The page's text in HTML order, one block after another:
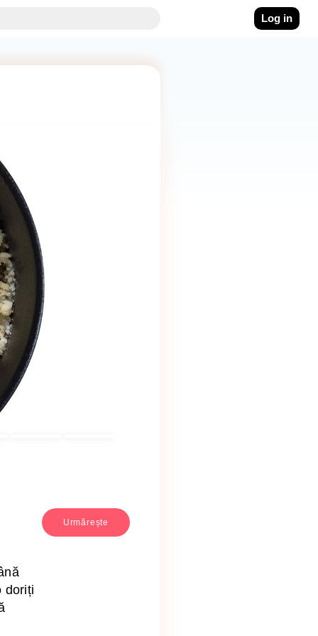
Log in
Urmărește
doriți